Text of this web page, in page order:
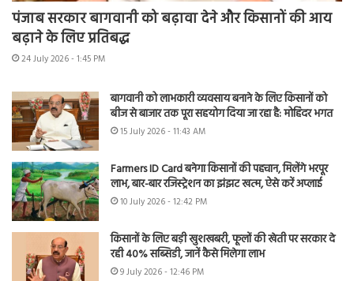
पंजाब सरकार बागवानी को बढ़ावा देने और किसानों की आय
बढ़ाने के लिए प्रतिबद्ध
24 July 2026 - 1:45 PM
बागवानी को लाभकारी व्यवसाय बनाने के लिए किसानों को
बीज से बाजार तक पूरा सहयोग दिया जा रहा है: मोहिंदर भगत
15 July 2026 - 11:43 AM
Farmers ID Card बनेगा किसानों की पहचान, मिलेंगे भरपूर
लाभ, बार-बार रजिस्ट्रेशन का झंझट खत्म, ऐसे करें अप्लाई
10 July 2026 - 12:42 PM
किसानों के लिए बड़ी खुशखबरी, फूलों की खेती पर सरकार दे
रही 40% सब्सिडी, जानें कैसे मिलेगा लाभ
9 July 2026 - 12:46 PM